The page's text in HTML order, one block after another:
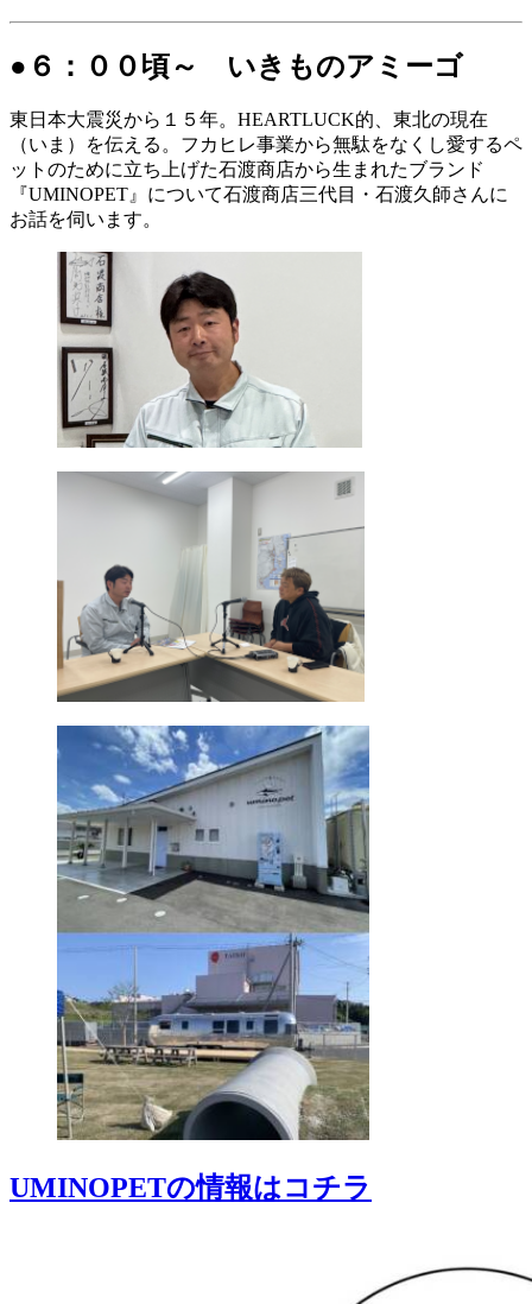
●６：００頃～ いきものアミーゴ
東日本大震災から１５年。HEARTLUCK的、東北の現在
（いま）を伝える。フカヒレ事業から無駄をなくし愛するペ
ットのために立ち上げた石渡商店から生まれたブランド
『UMINOPET』について石渡商店三代目・石渡久師さんに
お話を伺います。
UMINOPETの情報はコチラ